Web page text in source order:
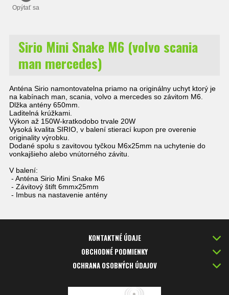
Opýtať sa
Sirio Mini Snake M6 (volvo scania
man mercedes)
Anténa Sirio namontovatelna priamo na originálny uchyt ktorý je
na kabínach man, scania, volvo a mercedes so závitom M6.
Dlžka antény 650mm.
Laditelná krúžkami.
Výkon až 150W-kratkodobo trvale 20W
Vysoká kvalita SIRIO, v balení stierací kupon pre overenie
originality výrobku.
Dodané spolu s zavitovou tyčkou M6x25mm na uchytenie do
vonkajšieho alebo vnútorného závitu.
V balení:
- Anténa Sirio Mini Snake M6
- Závitový štift 6mmx25mm
- Imbus na nastavenie antény
KONTAKTNÉ ÚDAJE
OBCHODNÉ PODMIENKY
OCHRANA OSOBNÝCH ÚDAJOV